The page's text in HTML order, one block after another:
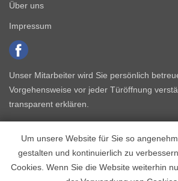
Um unsere Website für Sie so
gestalten und kontinuierlich zu
Cookies. Wenn Sie die Website weiterhin
Über uns
Impressum
Unser Mitarbeiter wird Sie persönlich
Vorgehensweise vor jeder Türöffnung
transparent erklären.